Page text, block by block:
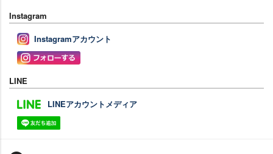
Instagram
Instagramアカウント
LINE
LINEアカウントメディア